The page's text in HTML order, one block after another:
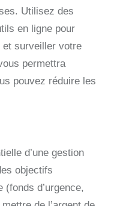
Utilisez des
en ligne pour
et surveiller votre
permettra
pouvez réduire les
d’une gestion
objectifs
(fonds d’urgence,